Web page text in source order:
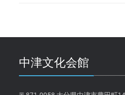
中津文化会館